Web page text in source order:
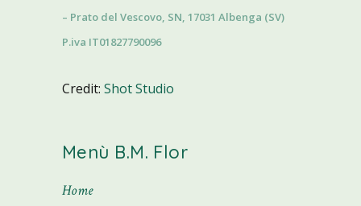
– Prato del Vescovo, SN, 17031 Albenga (SV)
P.iva IT01827790096
Credit:Shot Studio
Menù B.M. Flor
Home